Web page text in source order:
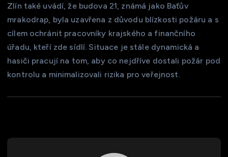
Zlín také uvádí, že budova 21, známá jako Baťův
mrakodrap, byla uzavřena z důvodu blízkosti požáru a s
cílem ochránit pracovníky krajského a finančního
úřadu, kteří zde sídlí. Situace je stále dynamická a
hasiči pracují na tom, aby co nejdříve dostali požár pod
kontrolu a minimalizovali rizika pro veřejnost.